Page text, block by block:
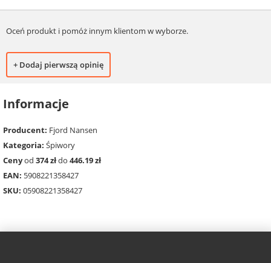
Oceń produkt i pomóż innym klientom w wyborze.
+ Dodaj pierwszą opinię
Informacje
Producent: Fjord Nansen
Kategoria: Śpiwory
Cenyod 374 złdo 446.19 zł
EAN: 5908221358427
SKU: 05908221358427